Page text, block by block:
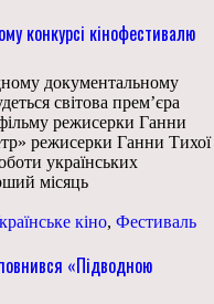
конкурсі кінофестивалю
документальному
світова премʼєра
режисерки Ганни
режисерки Ганни Тихої
українських
місяць
кіно, Фестиваль
«Підводною